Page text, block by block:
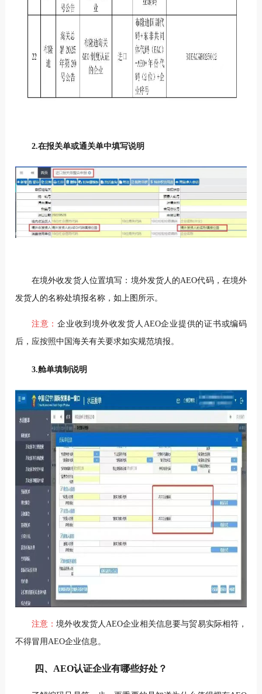
2.在报关单或通关单中填写说明
在境外收发货人位置填写：境外发货人的AEO代码，在境外
发货人的名称处填报名称，如上图所示。
注意：企业收到境外收发货人AEO企业提供的证书或编码
后，应按照中国海关有关要求如实规范填报。
3.舱单填制说明
注意：境外收发货人AEO企业相关信息要与贸易实际相符，
不得冒用AEO企业信息。
四、AEO认证企业有哪些好处？